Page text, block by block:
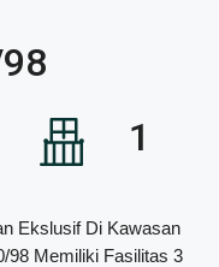
1
Ekslusif Di Kawasan
98 Memiliki Fasilitas 3